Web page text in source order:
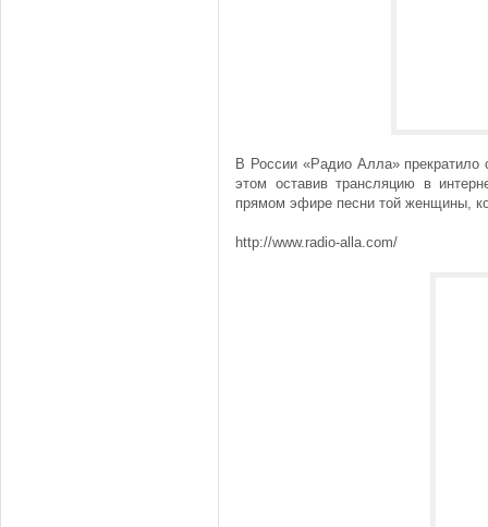
В России «Радио Алла» прекратило
этом оставив трансляцию в
прямом эфире песни той женщины,
http://www.radio-alla.com/